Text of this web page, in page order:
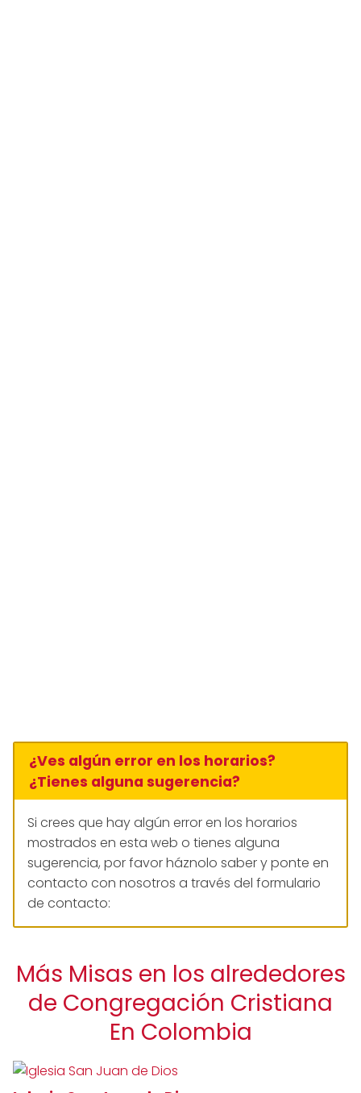
¿Ves algún error en los horarios?
¿Tienes alguna sugerencia?
Si crees que hay algún error en los horarios
mostrados en esta web o tienes alguna
sugerencia, por favor háznolo saber y ponte en
contacto con nosotros a través del formulario
de contacto:
Más Misas en los alrededores
de Congregación Cristiana
En Colombia